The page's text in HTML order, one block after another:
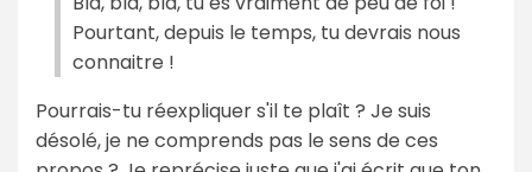
Pourtant, depuis le temps, tu devrais nous
connaitre !
Pourrais-tu réexpliquer s'il te plaît ? Je suis
désolé, je ne comprends pas le sens de ces